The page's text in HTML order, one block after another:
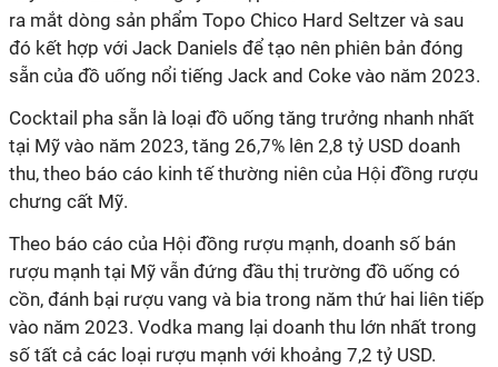
ra mắt dòng sản phẩm Topo Chico Hard Seltzer và sau
đó kết hợp với Jack Daniels để tạo nên phiên bản đóng
sẵn của đồ uống nổi tiếng Jack and Coke vào năm 2023.
Cocktail pha sẵn là loại đồ uống tăng trưởng nhanh nhất
tại Mỹ vào năm 2023, tăng 26,7% lên 2,8 tỷ USD doanh
thu, theo báo cáo kinh tế thường niên của Hội đồng rượu
chưng cất Mỹ.
Theo báo cáo của Hội đồng rượu mạnh, doanh số bán
rượu mạnh tại Mỹ vẫn đứng đầu thị trường đồ uống có
cồn, đánh bại rượu vang và bia trong năm thứ hai liên tiếp
vào năm 2023. Vodka mang lại doanh thu lớn nhất trong
số tất cả các loại rượu mạnh với khoảng 7,2 tỷ USD.